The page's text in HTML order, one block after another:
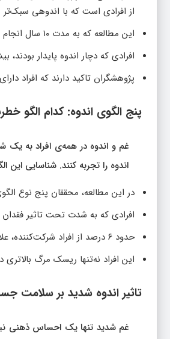
از افرادی است که با اندوهی
این مطالعه که به مدت ۱۰ سال انجام شد، وضعیت روانی و جسمی ۱۷۳۵ فرد داغ‌دیده را بررسی کرد.
افرادی که دچار اندوه پایدار
پژوهشگران تاکید دارند که افراد
پنج الگوی اندوه: کدام الگو
غم و اندوه در همه‌ی افراد به یک
اندوه را تجربه کنند. شناسایی
در این مطالعه، محققان پنج نوع
افرادی که به شدت تحت تاثیر فقدان
حدود ۶ درصد از افراد شرکت‌کننده، علائم اندوه شدید و مداومی داشتند که در طول یک دهه کاهش نیافته بود.
این افراد نه‌تنها ریسک مرگ
تاثیر اندوه شدید بر سلامت
غم شدید تنها یک احساس ذهنی